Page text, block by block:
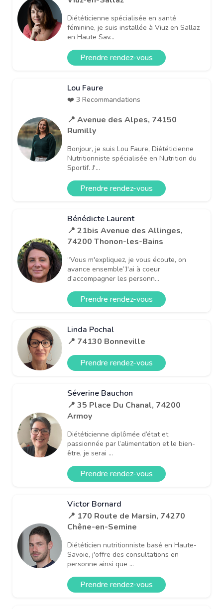
Diététicienne spécialisée en santé
féminine, je suis installée à Viuz en Sallaz
en Haute Sav...
Prendre rendez-vous
Lou Faure
❤️ 3 Recommandations
📍 Avenue des Alpes, 74150
Rumilly
Bonjour, je suis Lou Faure, Diététicienne
Nutritionniste spécialisée en Nutrition du
Sportif. J'...
Prendre rendez-vous
Bénédicte Laurent
📍 21bis Avenue des Allinges,
74200 Thonon-les-Bains
“Vous m'expliquez, je vous écoute, on
avance ensemble”J'ai à coeur
d’accompagner les personn...
Prendre rendez-vous
Linda Pochal
📍 74130 Bonneville
Prendre rendez-vous
Séverine Bauchon
📍 35 Place Du Chanal, 74200
Armoy
Diététicienne diplômée d’état et
passionnée par l’alimentation et le bien-
être, je serai ...
Prendre rendez-vous
Victor Bornard
📍 170 Route de Marsin, 74270
Chêne-en-Semine
Diététicien nutritionniste basé en Haute-
Savoie, j'offre des consultations en
personne ainsi que ...
Prendre rendez-vous